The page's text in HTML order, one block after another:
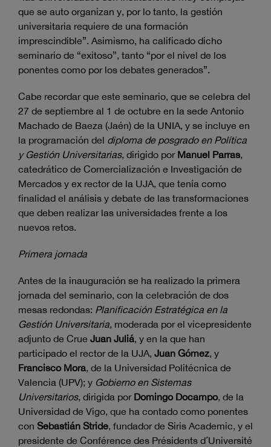
que se auto organizan y, por lo tanto, la gestión
universitaria requiere de una formación
imprescindible”. Asimismo, ha calificado dicho
seminario de “exitoso”, tanto “por el nivel de los
ponentes como por los debates generados”.
Cabe recordar que este seminario, que se celebra del
27 de septiembre al 1 de octubre en la sede Antonio
Machado de Baeza (Jaén) de la UNIA, y se incluye en
la programación del diploma de posgrado en Política
y Gestión Universitarias, dirigido por Manuel Parras,
catedrático de Comercialización e Investigación de
Mercados y ex rector de la UJA, que tenía como
finalidad el análisis y debate de las transformaciones
que deben realizar las universidades frente a los
nuevos retos.
Primera jornada
Antes de la inauguración se ha realizado la primera
jornada del seminario, con la celebración de dos
mesas redondas: Planificación Estratégica en la
Gestión Universitaria, moderada por el vicepresidente
adjunto de Crue Juan Juliá, y en la que han
participado el rector de la UJA, Juan Gómez, y
Francisco Mora, de la Universidad Politécnica de
Valencia (UPV); y Gobierno en Sistemas
Universitarios, dirigida por Domingo Docampo, de la
Universidad de Vigo, que ha contado como ponentes
con Sebastián Stride, fundador de Siris Academic, y el
presidente de Conférence des Présidents d´Université